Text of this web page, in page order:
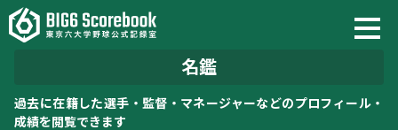
名鑑
過去に在籍した選手・監督・マネージャーなどのプロフィール・
成績を閲覧できます